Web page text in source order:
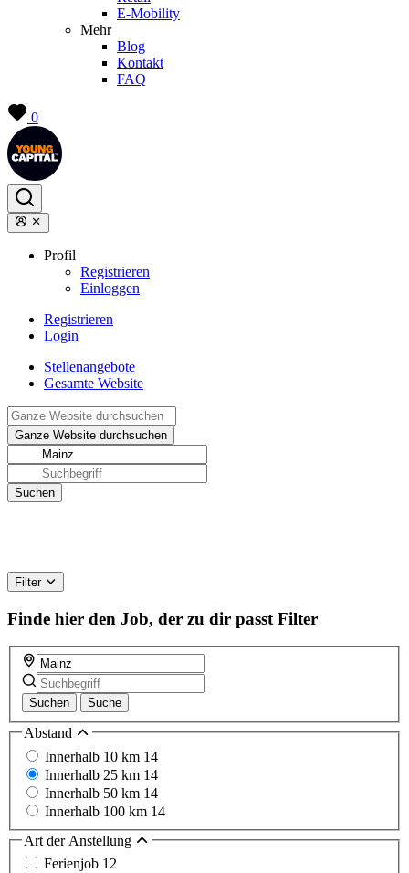
E-Mobility
Mehr
Blog
Kontakt
FAQ
0
Profil
Registrieren
Einloggen
Registrieren
Login
Stellenangebote
Gesamte Website
Filter
Finde hier den Job, der zu dir passt Filter
Suchen Suche
Abstand
Innerhalb 10 km 14
Innerhalb 25 km 14
Innerhalb 50 km 14
Innerhalb 100 km 14
Art der Anstellung
Ferienjob 12